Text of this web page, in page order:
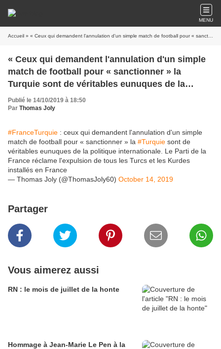
MENU
Accueil » « Ceux qui demandent l'annulation d'un simple match de football pour « sanctionner » la Turquie sont de véritables eunuques de la politique internationale »
« Ceux qui demandent l'annulation d'un simple
match de football pour « sanctionner » la
Turquie sont de véritables eunuques de la
politique internationale »
Publié le 14/10/2019 à 18:50
Par Thomas Joly
#FranceTurquie : ceux qui demandent l'annulation d'un simple
match de football pour « sanctionner » la #Turquie sont de
véritables eunuques de la politique internationale. Le Parti de la
France réclame l'expulsion de tous les Turcs et les Kurdes
installés en France
— Thomas Joly (@ThomasJoly60) October 14, 2019
Partager
Vous aimerez aussi
RN : le mois de juillet de la honte
Hommage à Jean-Marie Le Pen à la